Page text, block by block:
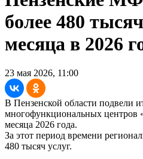
более 480
месяца в 2026
23 мая 2026, 11:00
В Пензенской области подвели
многофункциональных центров
месяца 2026 года.
За этот период времени
480 тысяч услуг.